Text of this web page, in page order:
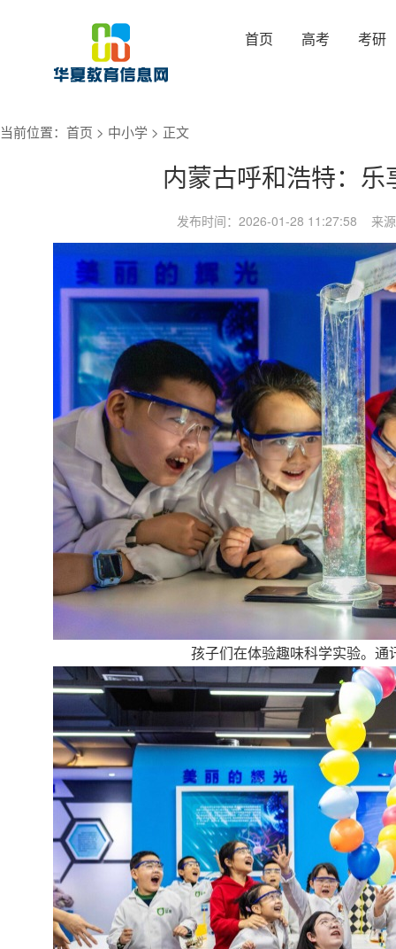
首页 高考 考研
当前位置： 首页 > 中小学 > 正文
内蒙古呼和浩特：乐
发布时间：2026-01-28 11:27:58 来
孩子们在体验趣味科学实验。通